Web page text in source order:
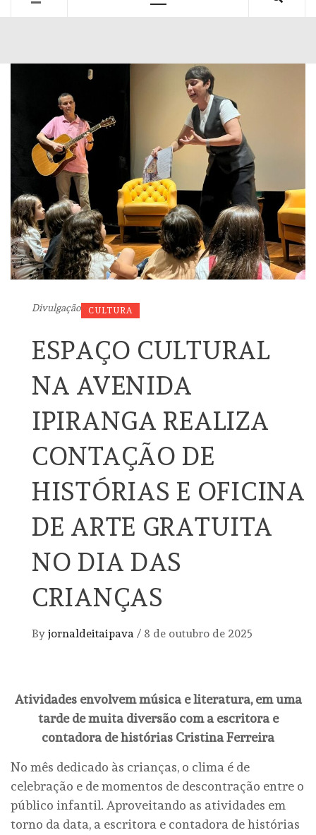
Divulgação CULTURA
ESPAÇO CULTURAL
NA AVENIDA
IPIRANGA REALIZA
CONTAÇÃO DE
HISTÓRIAS E OFICINA
DE ARTE GRATUITA
NO DIA DAS
CRIANÇAS
By jornaldeitaipava / 8 de outubro de 2025
Atividades envolvem música e literatura, em uma
tarde de muita diversão com a escritora e
contadora de histórias Cristina Ferreira
No mês dedicado às crianças, o clima é de
celebração e de momentos de descontração entre o
público infantil. Aproveitando as atividades em
torno da data, a escritora e contadora de histórias